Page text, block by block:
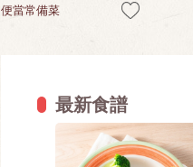
便當常備菜
最新食譜